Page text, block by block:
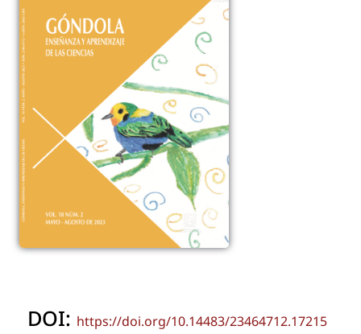
DOI: https://doi.org/10.14483/23464712.17215